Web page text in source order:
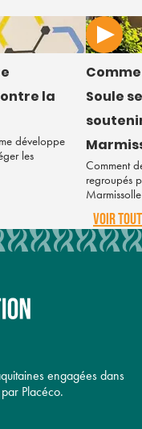
la
développe
les
Soule
Comment
regroupés
Marmissolle
VOIR TOUT
engagées dans
Placéco.